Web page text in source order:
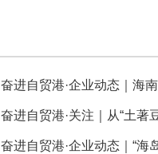
奋进自贸港·企业动态｜“海